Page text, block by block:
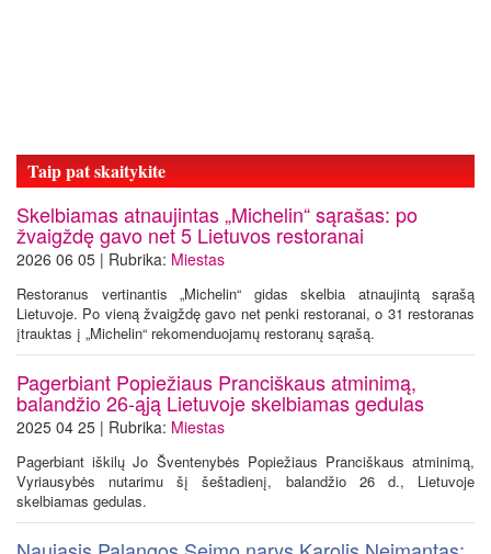
Taip pat skaitykite
Skelbiamas atnaujintas „Michelin“ sąrašas: po
žvaigždę gavo net 5 Lietuvos restoranai
2026 06 05 | Rubrika: Miestas
Restoranus vertinantis „Michelin“ gidas skelbia atnaujintą sąrašą
Lietuvoje. Po vieną žvaigždę gavo net penki restoranai, o 31 restoranas
įtrauktas į „Michelin“ rekomenduojamų restoranų sąrašą.
Pagerbiant Popiežiaus Pranciškaus atminimą,
balandžio 26-ąją Lietuvoje skelbiamas gedulas
2025 04 25 | Rubrika: Miestas
Pagerbiant iškilų Jo Šventenybės Popiežiaus Pranciškaus atminimą,
Vyriausybės nutarimu šį šeštadienį, balandžio 26 d., Lietuvoje
skelbiamas gedulas.